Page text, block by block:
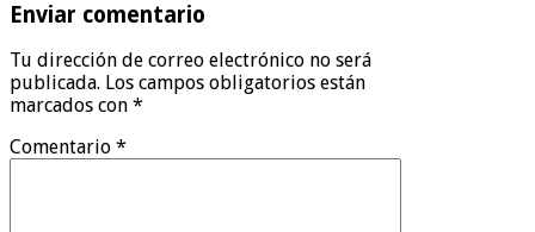
Enviar comentario
Tu dirección de correo electrónico no será
publicada. Los campos obligatorios están
marcados con *
Comentario *